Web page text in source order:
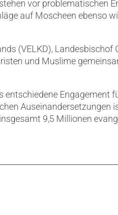
vor problematischen
auf Moscheen ebenso
(VELKD), Landesbischof
und Muslime
Engagement
Auseinandersetzungen
9,5 Millionen